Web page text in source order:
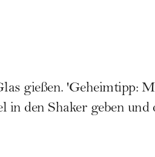
gießen. 'Geheimtipp:
in den Shaker geben